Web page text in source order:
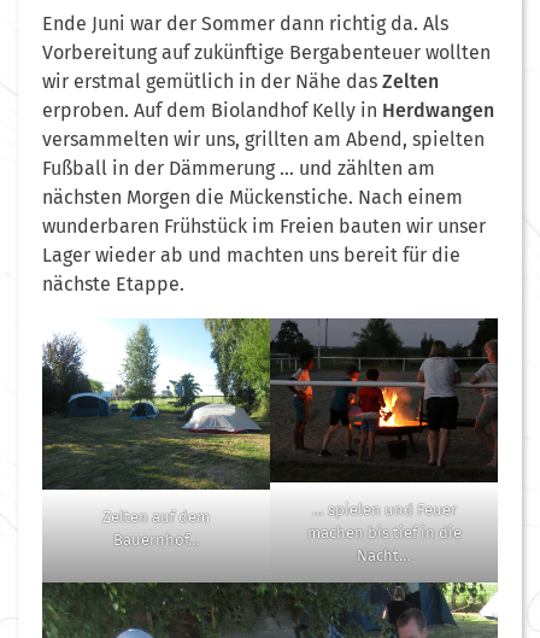
Ende Juni war der Sommer dann richtig da. Als
Vorbereitung auf zukünftige Bergabenteuer wollten
wir erstmal gemütlich in der Nähe das Zelten
erproben. Auf dem Biolandhof Kelly in Herdwangen
versammelten wir uns, grillten am Abend, spielten
Fußball in der Dämmerung … und zählten am
nächsten Morgen die Mückenstiche. Nach einem
wunderbaren Frühstück im Freien bauten wir unser
Lager wieder ab und machten uns bereit für die
nächste Etappe.
Zelten auf dem
Bauernhof…
… spielen und Feuer
machen bis tief in die
Nacht…